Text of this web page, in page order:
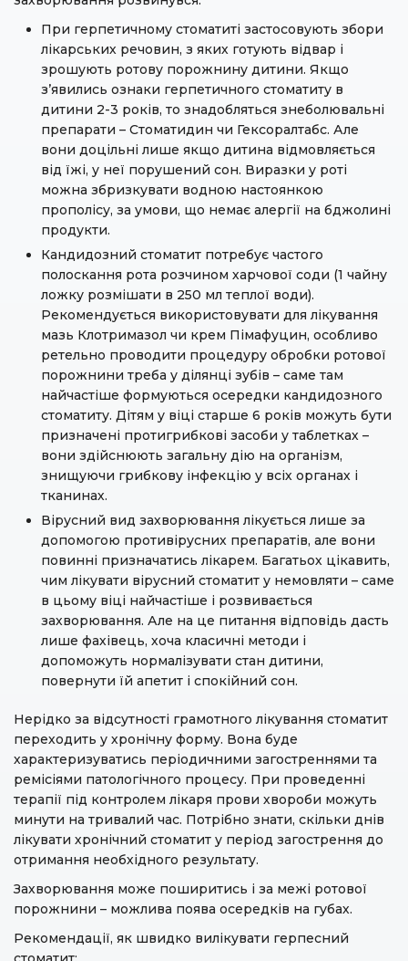
При герпетичному стоматиті застосовують збори
лікарських речовин, з яких готують відвар і
зрошують ротову порожнину дитини. Якщо
з’явились ознаки герпетичного стоматиту в
дитини 2-3 років, то знадобляться знеболювальні
препарати – Стоматидин чи Гексоралтабс. Але
вони доцільні лише якщо дитина відмовляється
від їжі, у неї порушений сон. Виразки у роті
можна збризкувати водною настоянкою
прополісу, за умови, що немає алергії на бджолині
продукти.
Кандидозний стоматит потребує частого
полоскання рота розчином харчової соди (1 чайну
ложку розмішати в 250 мл теплої води).
Рекомендується використовувати для лікування
мазь Клотримазол чи крем Пімафуцин, особливо
ретельно проводити процедуру обробки ротової
порожнини треба у ділянці зубів – саме там
найчастіше формуються осередки кандидозного
стоматиту. Дітям у віці старше 6 років можуть бути
призначені протигрибкові засоби у таблетках –
вони здійснюють загальну дію на організм,
знищуючи грибкову інфекцію у всіх органах і
тканинах.
Вірусний вид захворювання лікується лише за
допомогою противірусних препаратів, але вони
повинні призначатись лікарем. Багатьох цікавить,
чим лікувати вірусний стоматит у немовляти – саме
в цьому віці найчастіше і розвивається
захворювання. Але на це питання відповідь дасть
лише фахівець, хоча класичні методи і
допоможуть нормалізувати стан дитини,
повернути їй апетит і спокійний сон.
Нерідко за відсутності грамотного лікування стоматит
переходить у хронічну форму. Вона буде
характеризуватись періодичними загостреннями та
ремісіями патологічного процесу. При проведенні
терапії під контролем лікаря прови хвороби можуть
минути на тривалий час. Потрібно знати, скільки днів
лікувати хронічний стоматит у період загострення до
отримання необхідного результату.
Захворювання може поширитись і за межі ротової
порожнини – можлива поява осередків на губах.
Рекомендації, як швидко вилікувати герпесний